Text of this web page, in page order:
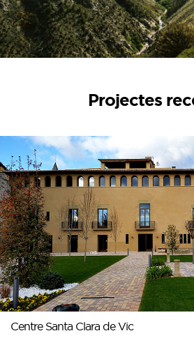
Projectes
Centre Santa Clara de Vic